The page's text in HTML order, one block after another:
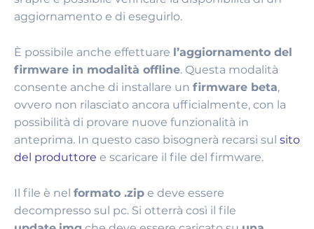
aggiornamento e di eseguirlo.
È possibile anche effettuare l’aggiornamento del
firmware in modalità offline. Questa modalità
consente anche di installare un firmware beta,
ovvero non rilasciato ancora ufficialmente, con la
possibilità di provare nuove funzionalità in
anteprima. In questo caso bisognerà recarsi sul sito
del produttore e scaricare il file del firmware.
Il file è nel formato .zip e deve essere
decompresso sul pc. Si otterrà così il file